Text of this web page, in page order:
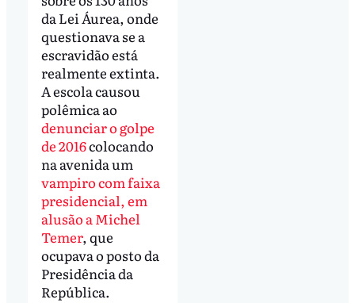
da Lei Áurea, onde
questionava se a
escravidão está
realmente extinta.
A escola causou
polêmica ao
denunciar o golpe
de 2016colocando
na avenida um
vampiro com faixa
presidencial, em
alusão a Michel
Temer, que
ocupava o posto da
Presidência da
República.